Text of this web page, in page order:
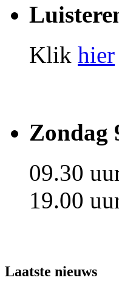
Klik hier
Zondag
09.30
19.00
Laatste nieuws